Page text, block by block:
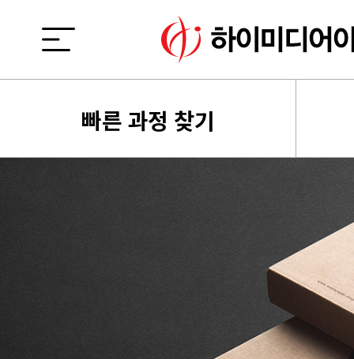
빠른 과정 찾기